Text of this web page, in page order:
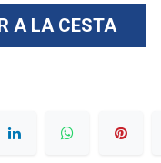
A LA CESTA